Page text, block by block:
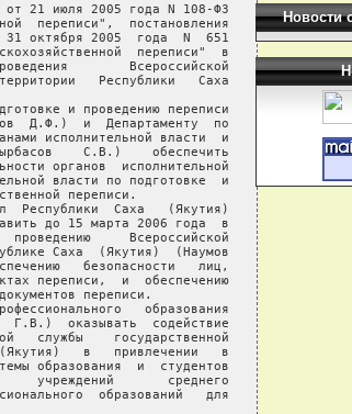
21 июля 2005 года N 108-ФЗ
переписи",  постановления
октября 2005  года  N  651
переписи"  в
Всероссийской
Республики   Саха
и проведению переписи
Д.Ф.)  и  Департаменту  по
исполнительной власти  и
С.В.)    обеспечить
органов  исполнительной
власти по подготовке  и
переписи.
Республики  Саха   (Якутия)
до 15 марта 2006 года  в
проведению     Всероссийской
Саха  (Якутия)  (Наумов
безопасности   лиц,
переписи,  и  обеспечению
переписи.
образования
Г.В.)  оказывать  содействие
службы    государственной
в   привлечении   в
образования  и  студентов
учреждений       среднего
образований   для
Новости